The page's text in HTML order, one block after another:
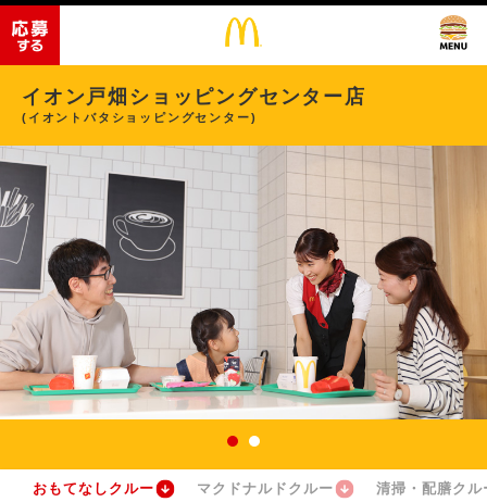
イオン戸畑ショッピングセンター店
(イオントバタショッピングセンター)
おもてなしクルー マクドナルドクルー 清掃・配膳クル